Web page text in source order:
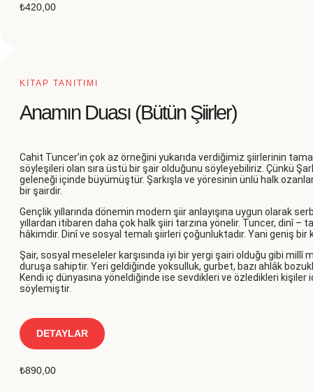
₺420,00
KİTAP TANITIMI
Anamın Duası (Bütün Şiirler)
Cahit Tuncer’in çok az örneğini yukarıda verdiğimiz şiirlerinin
söyleşileri olan sıra üstü bir şair olduğunu söyleyebiliriz. Çünkü
geleneği içinde büyümüştür. Şarkışla ve yöresinin ünlü halk
bir şairdir.
Gençlik yıllarında dönemin modern şiir anlayışına uygun olarak
yıllardan itibaren daha çok halk şiiri tarzına yönelir. Tuncer, dinî –
hâkimdir. Dinî ve sosyal temalı şiirleri çoğunluktadır. Yani geniş bir
Şair, sosyal meseleler karşısında iyi bir yergi şairi olduğu gibi millî
duruşa sahiptir. Yeri geldiğinde yoksulluk, gurbet, bazı ahlâk
Kendi iç dünyasına yöneldiğinde ise sevdikleri ve özledikleri
söylemiştir.
DETAYLAR
₺890,00